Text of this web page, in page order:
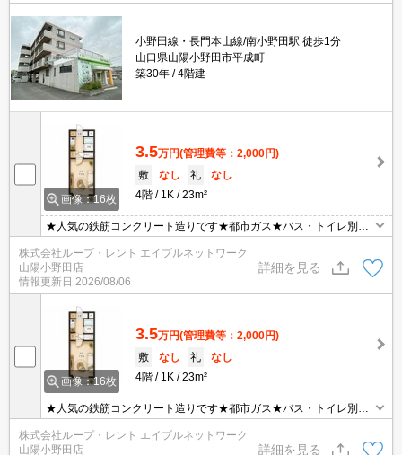
小野田線・長門本山線/南小野田駅 徒歩1分
山口県山陽小野田市平成町
築30年
4階建
画像：16枚
3.5万円(管理費等：2,000円)
敷
なし 礼
なし
4階
1K 23m²
★人気の鉄筋コンクリート造りです★都市ガス★バス・トイレ別、
洗濯機置き場も室内です★小野田港駅 徒歩１分★周辺にサンパ－ク
があり、買い物にも便利です★コンビニが目の前にありとても便利
です♪
株式会社ループ・レント エイブルネットワーク
山陽小野田店
情報更新日 2026/08/06
詳細を見る
画像：16枚
3.5万円(管理費等：2,000円)
敷
なし 礼
なし
4階
1K 23m²
★人気の鉄筋コンクリート造りです★都市ガス★バス・トイレ別、
洗濯機置き場も室内です★小野田港駅 徒歩１分★周辺にサンパ－ク
があり、買い物にも便利です★コンビニが目の前にありとても便利
です♪
株式会社ループ・レント エイブルネットワーク
山陽小野田店
詳細を見る